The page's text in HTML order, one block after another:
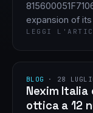
expansion of
LEGGI
BLOG · 28
Nexim
ottica a 12